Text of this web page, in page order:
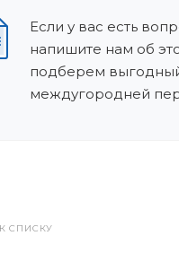
Если у вас есть
напишите нам об
подберем
междугородней
СПИСКУ